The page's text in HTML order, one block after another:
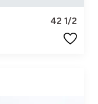
42 1/2